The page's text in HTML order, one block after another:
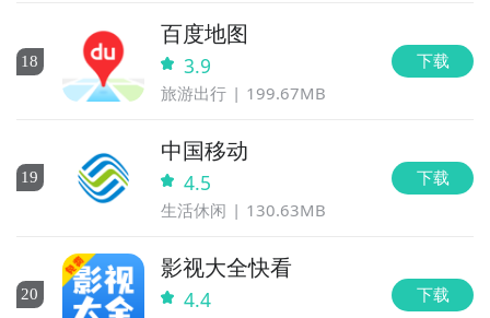
18
百度地图
3.9
旅游出行 199.67MB
下载
19
中国移动
4.5
生活休闲 130.63MB
下载
20
影视大全快看
4.4 下载